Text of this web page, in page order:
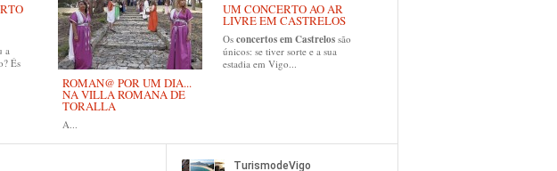
a
És
ROMAN@ POR UM DIA...
NA VILLA ROMANA DE
TORALLA
A...
UM CONCERTO AO AR
LIVRE EM CASTRELOS
Os concertos em Castrelos são
únicos: se tiver sorte e a sua
estadia em Vigo...